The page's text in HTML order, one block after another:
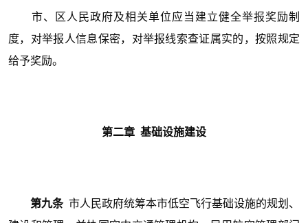
市、区人民政府及相关单位应当建立健全举报奖励制
度，对举报人信息保密，对举报线索查证属实的，按照规定
给予奖励。
第二章 基础设施建设
第九条 市人民政府统筹本市低空飞行基础设施的规划、